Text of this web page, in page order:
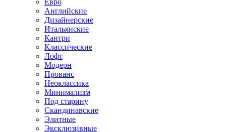
Евро
Английские
Дизайнерские
Итальянские
Кантри
Классические
Лофт
Модерн
Прованс
Неоклассика
Минимализм
Под старину
Скандинавские
Элитные
Эксклюзивные